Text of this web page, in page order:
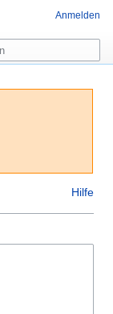
Hilfe
Anmelden